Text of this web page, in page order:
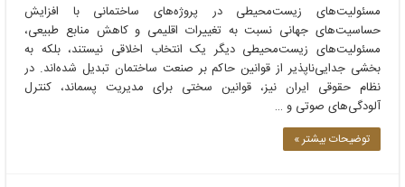
مسئولیت‌های زیست‌محیطی در پروژه‌های ساختمانی با افزایش
حساسیت‌های جهانی نسبت به تغییرات اقلیمی و کاهش منابع طبیعی،
مسئولیت‌های زیست‌محیطی دیگر یک انتخاب اخلاقی نیستند، بلکه به
بخشی جدایی‌ناپذیر از قوانین حاکم بر صنعت ساختمان تبدیل شده‌اند. در
نظام حقوقی ایران نیز، قوانین سختی برای مدیریت پسماند، کنترل
آلودگی‌های صوتی و …
توضیحات بیشتر »